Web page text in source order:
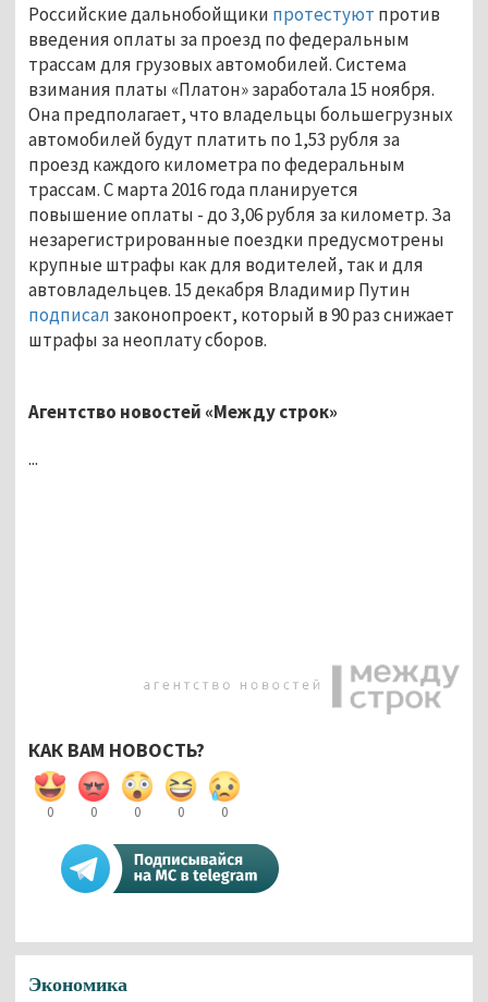
Российские дальнобойщики протестуют против
введения оплаты за проезд по федеральным
трассам для грузовых автомобилей. Система
взимания платы «Платон» заработала 15 ноября.
Она предполагает, что владельцы большегрузных
автомобилей будут платить по 1,53 рубля за
проезд каждого километра по федеральным
трассам. С марта 2016 года планируется
повышение оплаты - до 3,06 рубля за километр. За
незарегистрированные поездки предусмотрены
крупные штрафы как для водителей, так и для
автовладельцев. 15 декабря Владимир Путин
подписал законопроект, который в 90 раз снижает
штрафы за неоплату сборов.
Агентство новостей «Между строк»
...
КАК ВАМ НОВОСТЬ?
0 0 0 0 0
Экономика